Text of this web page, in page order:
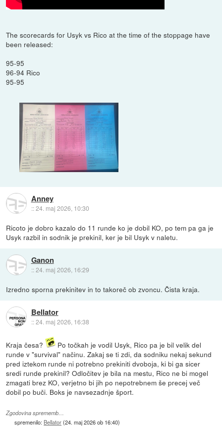
The scorecards for Usyk vs Rico at the time of the stoppage have
been released:
95-95
96-94 Rico
95-95
Anney
::24. maj 2026, 10:30
Ricoto je dobro kazalo do 11 runde ko je dobil KO, po tem pa ga je
Usyk razbil in sodnik je prekinil, ker je bil Usyk v naletu.
Ganon
::24. maj 2026, 16:29
Izredno sporna prekinitev in to takoreč ob zvoncu. Čista kraja.
Bellator
::24. maj 2026, 16:38
Kraja česa?
Po točkah je vodil Usyk, Rico pa je bil velik del
runde v "survival" načinu. Zakaj se ti zdi, da sodniku nekaj sekund
pred iztekom runde ni potrebno prekiniti dvoboja, ki bi ga sicer
sredi runde prekinil? Odločitev je bila na mestu, Rico ne bi mogel
zmagati brez KO, verjetno bi jih po nepotrebnem še precej več
dobil po buči. Boks je navsezadnje šport.
Zgodovina sprememb…
spremenilo: Bellator(24. maj 2026 ob 16:40)